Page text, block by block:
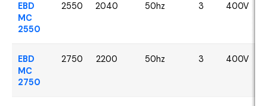
EBD
MC
2550
2550 2040 50hz 3 400V
EBD
MC
2750
2750 2200 50hz 3 400V